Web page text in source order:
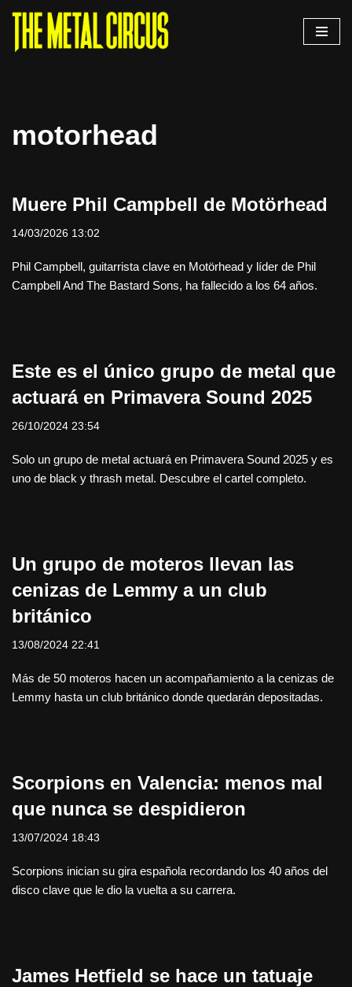
Saltar
motorhead
Muere Phil Campbell de Motörhead
14/03/2026 13:02
Phil Campbell, guitarrista clave en Motörhead y líder de Phil
Campbell And The Bastard Sons, ha fallecido a los 64 años.
Este es el único grupo de metal que
actuará en Primavera Sound 2025
26/10/2024 23:54
Solo un grupo de metal actuará en Primavera Sound 2025 y es
uno de black y thrash metal. Descubre el cartel completo.
Un grupo de moteros llevan las
cenizas de Lemmy a un club
británico
13/08/2024 22:41
Más de 50 moteros hacen un acompañamiento a la cenizas de
Lemmy hasta un club británico donde quedarán depositadas.
Scorpions en Valencia: menos mal
que nunca se despidieron
13/07/2024 18:43
Scorpions inician su gira española recordando los 40 años del
disco clave que le dio la vuelta a su carrera.
James Hetfield se hace un tatuaje